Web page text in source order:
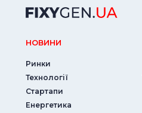
НОВИНИ
Ринки
Технології
Стартапи
Енергетика